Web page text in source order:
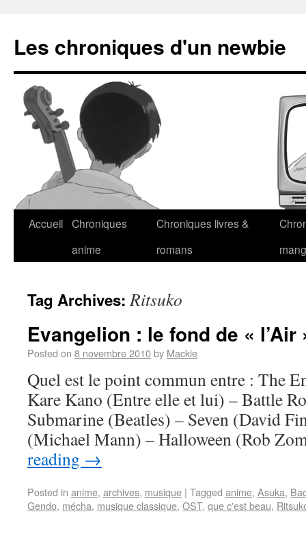
Les chroniques d'un newbie
Accueil Chroniques
anime
Chroniques livres &
romans
Tag Archives:Ritsuko
Evangelion : le fond de « l’Air
Posted on 8 novembre 2010by Mackie
Quel est le point commun entre : The
Kare Kano (Entre elle et lui) – Battle
Submarine (Beatles) – Seven (David
(Michael Mann) – Halloween (Rob
reading →
Posted in anime, archives, musique | Tagged anime, Asuka,
Gendo, mécha, musique classique, OST, que c'est beau,